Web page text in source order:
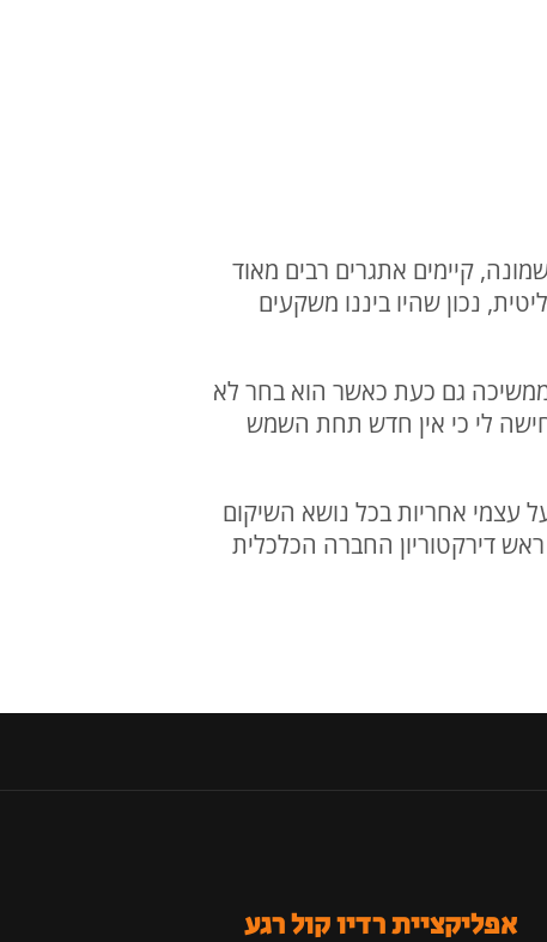
קיימים אתגרים רבים מאוד
נכון שהיו ביננו משקעים
גם כעת כאשר הוא בחר לא
לי כי אין חדש תחת השמש
עצמי אחריות בכל נושא השיקום
דירקטוריון החברה הכלכלית
אפליקציית רדיו קול רגע